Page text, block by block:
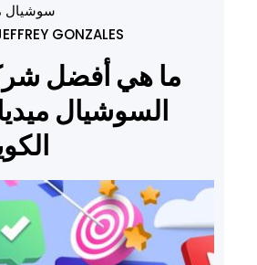
كأداة من أدوات التسويق،
استخدام منصات مثل إنستجرام،
وفيسبوك من قبل الأفراد
سوشيال
GONZALES
ما هي أفضل
السوشيال